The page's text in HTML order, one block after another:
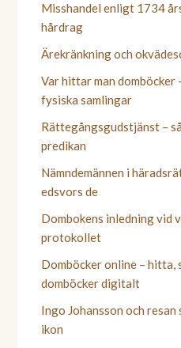
Misshandel enligt 1734
hårdrag
Ärekränkning och
Var hittar man domböcker
fysiska samlingar
Rättegångsgudstjänst –
predikan
Nämndemännen i
edsvors de
Dombokens inledning vid
protokollet
Domböcker online – hitta,
domböcker digitalt
Ingo Johansson och resan
ikon